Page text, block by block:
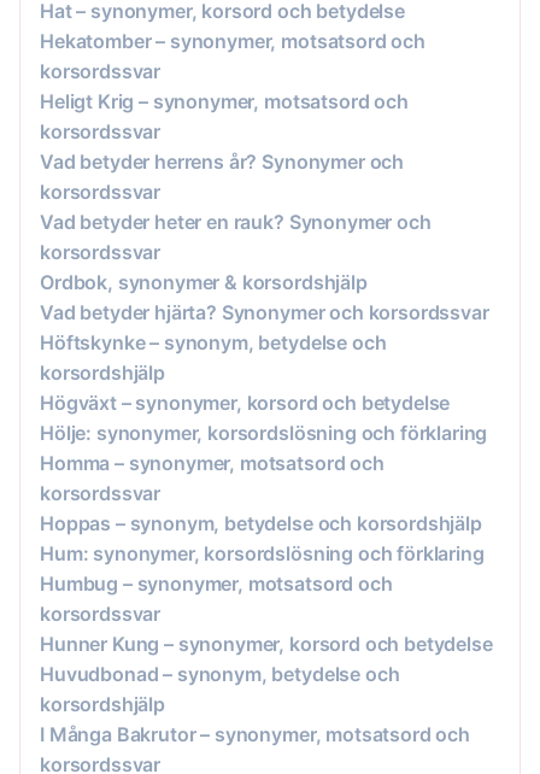
Hat – synonymer, korsord och betydelse
Hekatomber – synonymer, motsatsord och
korsordssvar
Heligt Krig – synonymer, motsatsord och
korsordssvar
Vad betyder herrens år? Synonymer och
korsordssvar
Vad betyder heter en rauk? Synonymer och
korsordssvar
Ordbok, synonymer & korsordshjälp
Vad betyder hjärta? Synonymer och korsordssvar
Höftskynke – synonym, betydelse och
korsordshjälp
Högväxt – synonymer, korsord och betydelse
Hölje: synonymer, korsordslösning och förklaring
Homma – synonymer, motsatsord och
korsordssvar
Hoppas – synonym, betydelse och korsordshjälp
Hum: synonymer, korsordslösning och förklaring
Humbug – synonymer, motsatsord och
korsordssvar
Hunner Kung – synonymer, korsord och betydelse
Huvudbonad – synonym, betydelse och
korsordshjälp
I Många Bakrutor – synonymer, motsatsord och
korsordssvar